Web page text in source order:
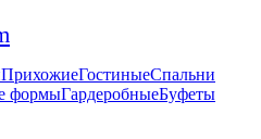
ПрихожиеГостиныеСпальни
формыГардеробныеБуфеты